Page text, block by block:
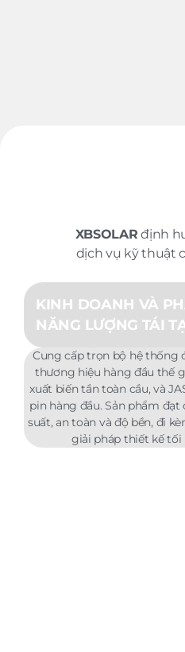
XBSOLAR định
dịch vụ kỹ thuật
KINH DOANH VÀ
NĂNG LƯỢNG TÁI
Cung cấp trọn bộ hệ thống
thương hiệu hàng đầu thế
xuất biến tần toàn cầu, và
pin hàng đầu. Sản phẩm
suất, an toàn và độ bền, đi
giải pháp thiết kế